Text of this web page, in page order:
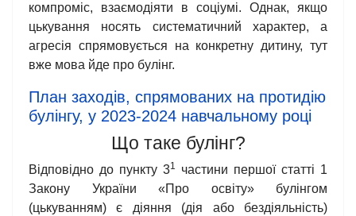
компроміс, взаємодіяти в соціумі. Однак, якщо
цькування носять систематичний характер, а
агресія спрямовується на конкретну дитину, тут
вже мова йде про булінг.
План заходів, спрямованих на протидію
булінгу, у 2023-2024 навчальному році
Що таке булінг?
Відповідно до пункту 31
частини першої статті 1
Закону України «Про освіту» булінгом
(цькуванням) є діяння (дія або бездіяльність)